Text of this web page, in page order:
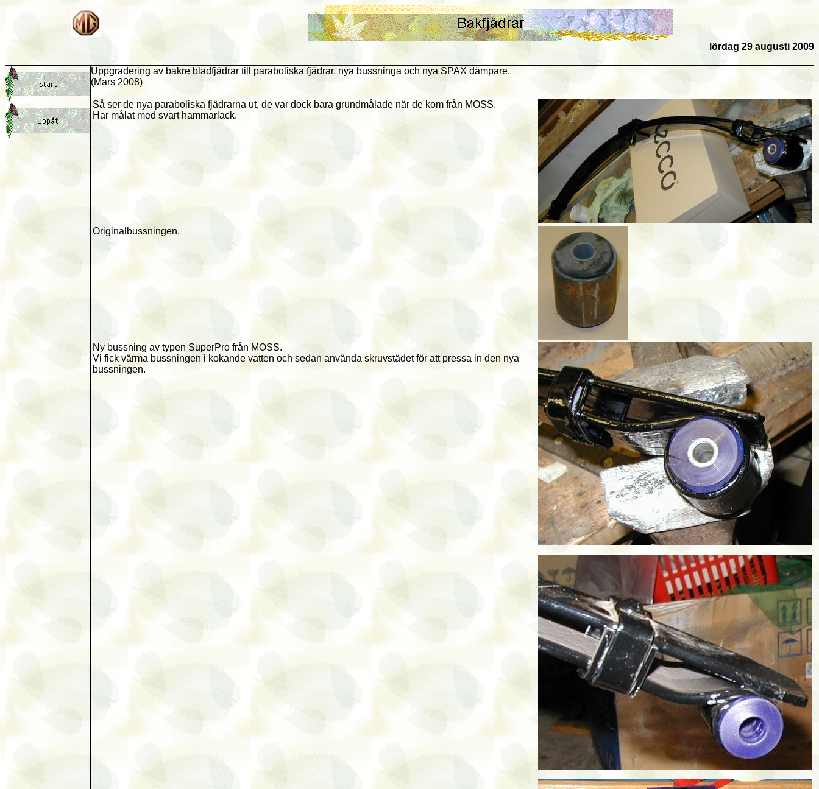
lördag 29 augusti 2009
Uppgradering av bakre bladfjädrar till paraboliska fjädrar, nya bussninga och nya SPAX dämpare.
(Mars 2008)
Så ser de nya paraboliska fjädrarna ut, de var dock bara grundmålade när de kom från MOSS.
Har målat med svart hammarlack.
Originalbussningen.
Ny bussning av typen SuperPro från MOSS.
Vi fick värma bussningen i kokande vatten och sedan använda skruvstädet för att pressa in den nya
bussningen.